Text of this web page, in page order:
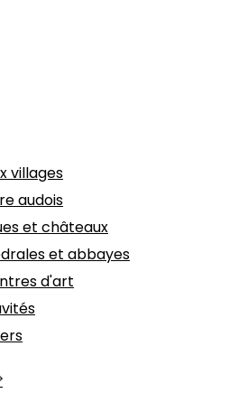
villages
audois
et châteaux
et abbayes
d'art